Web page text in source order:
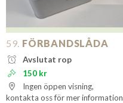
59. FÖRBANDSLÅDA
Avslutat rop
150 kr
Ingen öppen visning,
kontakta oss för mer information